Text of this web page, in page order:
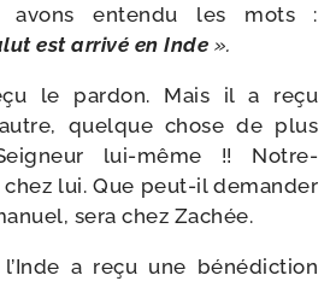
avons enten­du les mots :
est arri­vé en Inde ».
le par­don. Mais il a reçu
quelque chose de plus
lui-​même !! Notre-​
lui. Que peut-​il deman­der
sera chez Zachée.
a reçu une béné­dic­tion